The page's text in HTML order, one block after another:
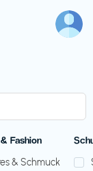
Fashion
& Schmuck